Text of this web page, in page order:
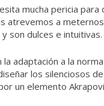
mucha pericia
atrevemos a
son dulces e intuitivas.
adaptación a la
los silenciosos
un elemento